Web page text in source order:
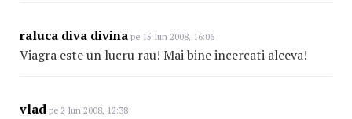
raluca diva divina pe 15 Iun 2008, 16:06
Viagra este un lucru rau! Mai bine incercati alceva!
vlad pe 2 Iun 2008, 12:38